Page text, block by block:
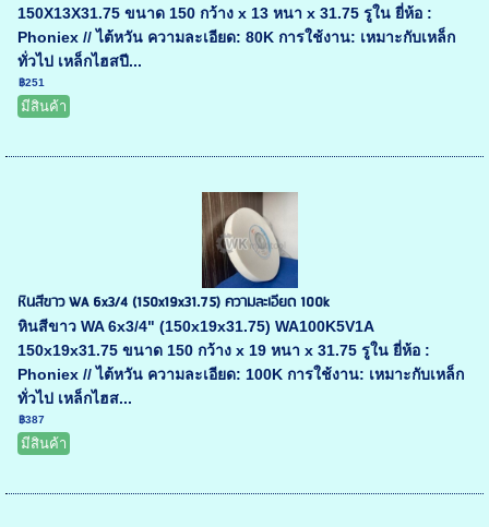
150X13X31.75 ขนาด 150 กว้าง x 13 หนา x 31.75 รูใน ยี่ห้อ :
Phoniex // ไต้หวัน ความละเอียด: 80K การใช้งาน: เหมาะกับเหล็ก
ทั่วไป เหล็กไฮสปี...
฿251
มีสินค้า
หินสีขาว WA 6x3/4 (150x19x31.75) ความละเอียด 100k
หินสีขาว WA 6x3/4" (150x19x31.75) WA100K5V1A
150x19x31.75 ขนาด 150 กว้าง x 19 หนา x 31.75 รูใน ยี่ห้อ :
Phoniex // ไต้หวัน ความละเอียด: 100K การใช้งาน: เหมาะกับเหล็ก
ทั่วไป เหล็กไฮส...
฿387
มีสินค้า